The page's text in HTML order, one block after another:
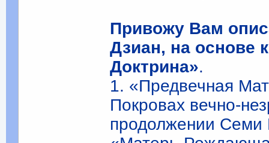
Привожу Вам
Дзиан, на основе
Доктрина».
1. «Предвечная
Покровах вечно-
продолжении Семи